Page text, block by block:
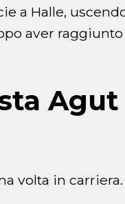
a Halle,
aver
Agut
volta in carriera.